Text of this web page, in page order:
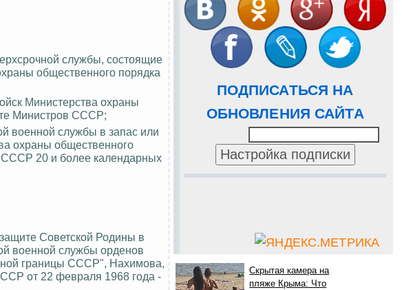
ПОДПИСАТЬСЯ НА
ОБНОВЛЕНИЯ САЙТА
Скрытая камера на
пляже Крыма: Что
службы, состоящие
общественного порядка
Министерства охраны
Министров СССР;
военной службы в запас или
охраны общественного
СССР 20 и более календарных
Советской Родины в
военной службы орденов
границы СССР", Нахимова,
от 22 февраля 1968 года -